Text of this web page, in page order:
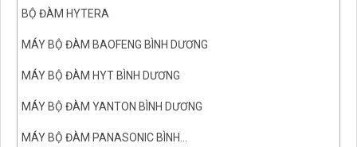
BỘ ĐÀM HYTERA
MÁY BỘ ĐÀM BAOFENG BÌNH DƯƠNG
MÁY BỘ ĐÀM HYT BÌNH DƯƠNG
MÁY BỘ ĐÀM YANTON BÌNH DƯƠNG
MÁY BỘ ĐÀM PANASONIC BÌNH...